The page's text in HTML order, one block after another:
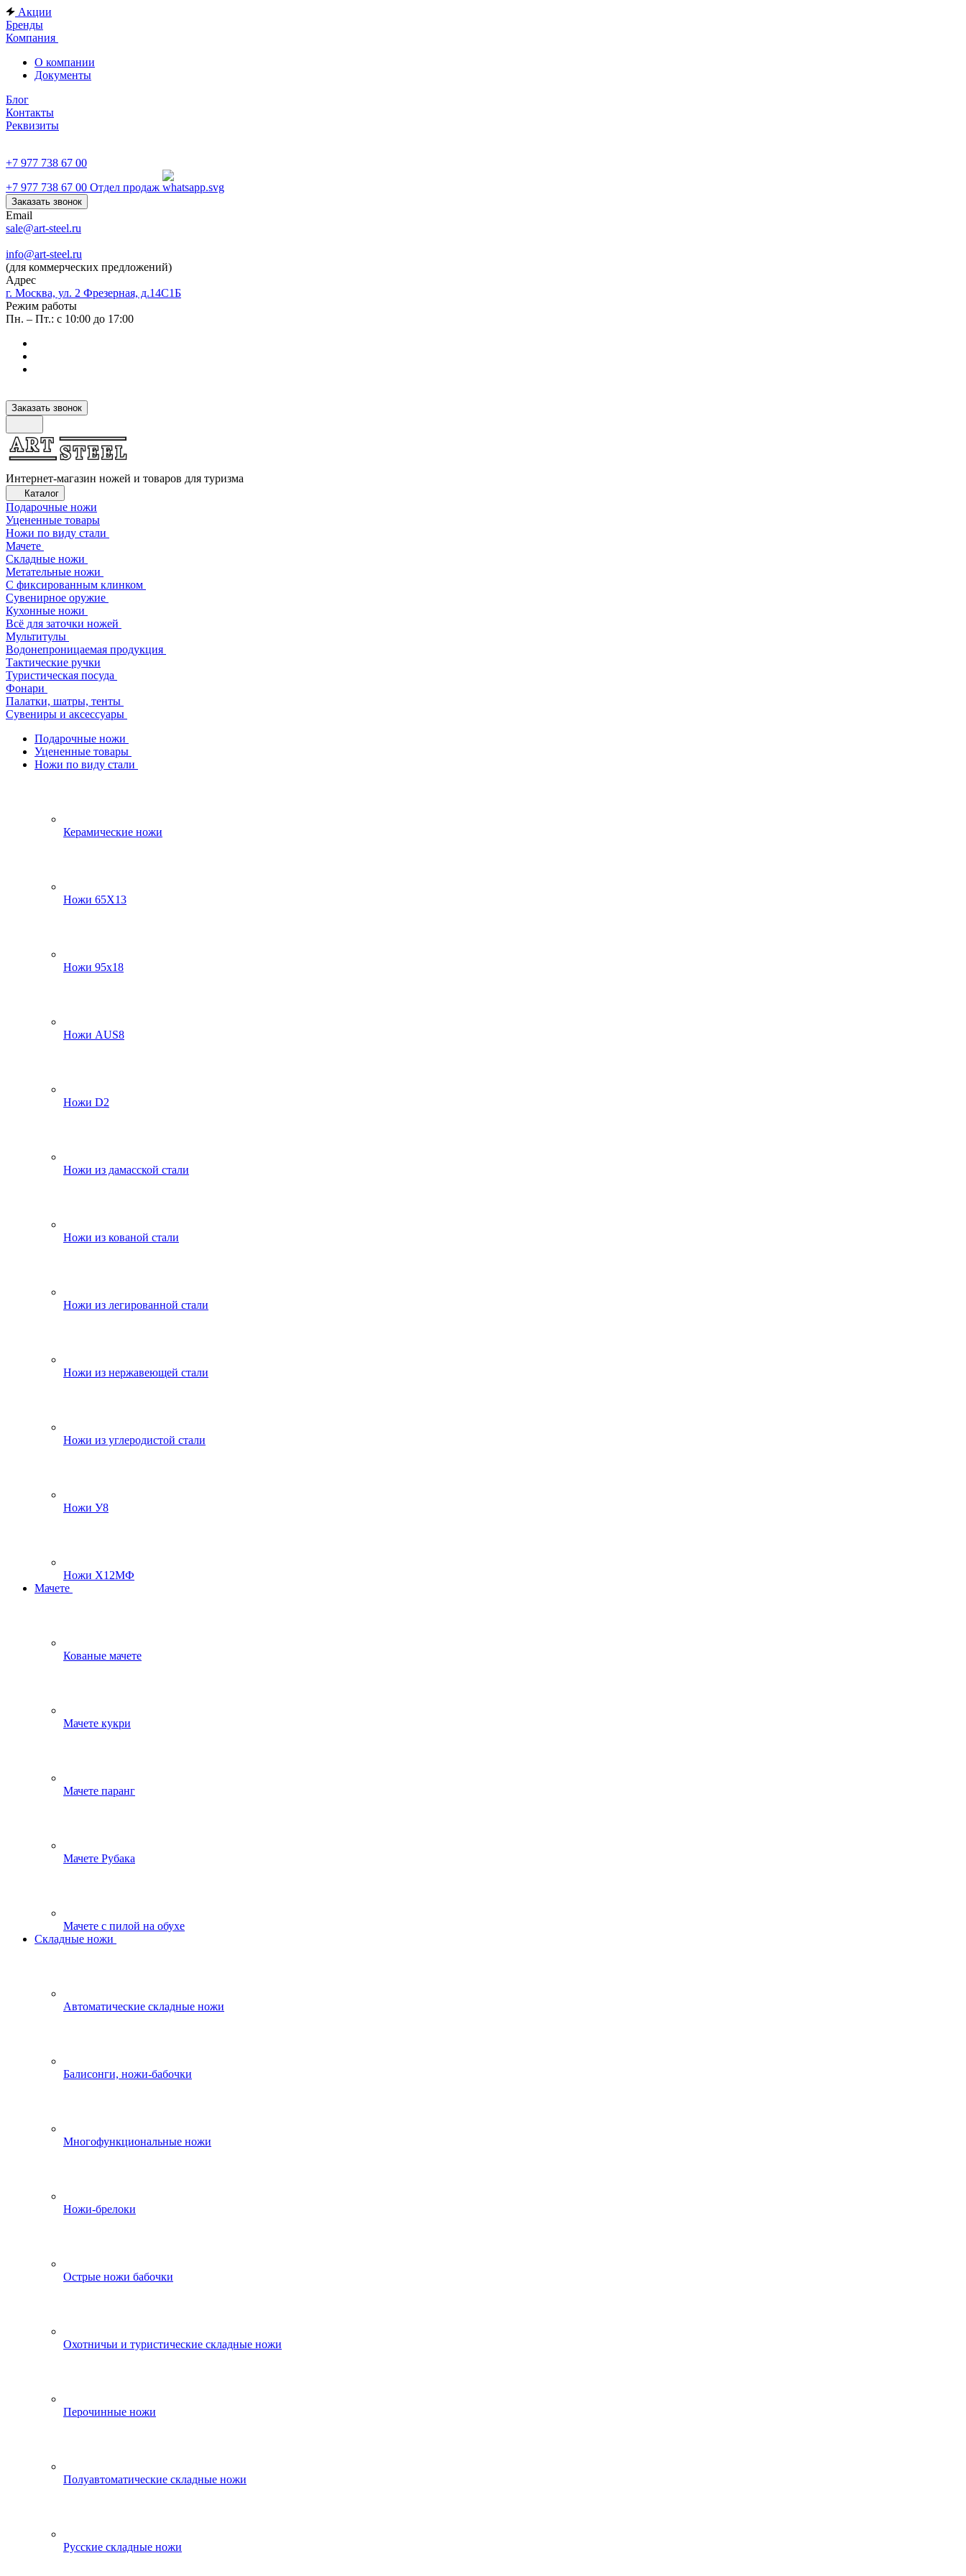
Акции
Бренды
Компания
О компании
Документы
Блог
Контакты
Реквизиты
+7 977 738 67 00
+7 977 738 67 00 Отдел продаж
Заказать звонок
Email
sale@art-steel.ru
info@art-steel.ru
(для коммерческих предложений)
Адрес
г. Москва, ул. 2 Фрезерная, д.14С1Б
Режим работы
Пн. – Пт.: с 10:00 до 17:00
Заказать звонок
Интернет-магазин ножей и товаров для туризма
Каталог
Подарочные ножи
Уцененные товары
Ножи по виду стали
Мачете
Складные ножи
Метательные ножи
С фиксированным клинком
Сувенирное оружие
Кухонные ножи
Всё для заточки ножей
Мультитулы
Водонепроницаемая продукция
Тактические ручки
Туристическая посуда
Фонари
Палатки, шатры, тенты
Сувениры и аксессуары
Подарочные ножи
Уцененные товары
Ножи по виду стали
Керамические ножи
Ножи 65Х13
Ножи 95х18
Ножи AUS8
Ножи D2
Ножи из дамасской стали
Ножи из кованой стали
Ножи из легированной стали
Ножи из нержавеющей стали
Ножи из углеродистой стали
Ножи У8
Ножи Х12МФ
Мачете
Кованые мачете
Мачете кукри
Мачете паранг
Мачете Рубака
Мачете с пилой на обухе
Складные ножи
Автоматические складные ножи
Балисонги, ножи-бабочки
Многофункциональные ножи
Ножи-брелоки
Острые ножи бабочки
Охотничьи и туристические складные ножи
Перочинные ножи
Полуавтоматические складные ножи
Русские складные ножи